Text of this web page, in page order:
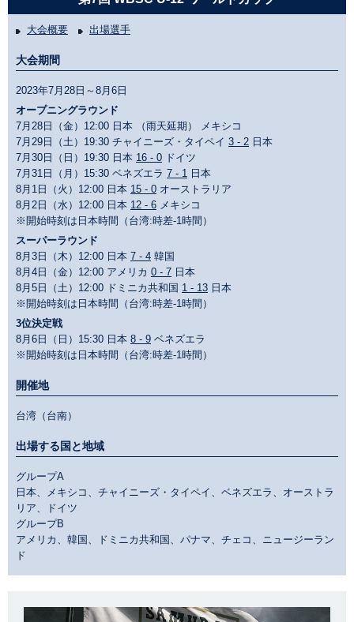
大会概要 出場選手
大会期間
2023年7月28日～8月6日
オープニングラウンド
7月28日（金）12:00 日本 （雨天延期） メキシコ
7月29日（土）19:30 チャイニーズ・タイペイ 3 - 2 日本
7月30日（日）19:30 日本 16 - 0 ドイツ
7月31日（月）15:30 ベネズエラ 7 - 1 日本
8月1日（火）12:00 日本 15 - 0 オーストラリア
8月2日（水）12:00 日本 12 - 6 メキシコ
※開始時刻は日本時間（台湾:時差-1時間）
スーパーラウンド
8月3日（木）12:00 日本 7 - 4 韓国
8月4日（金）12:00 アメリカ 0 - 7 日本
8月5日（土）12:00 ドミニカ共和国 1 - 13 日本
※開始時刻は日本時間（台湾:時差-1時間）
3位決定戦
8月6日（日）15:30 日本 8 - 9 ベネズエラ
※開始時刻は日本時間（台湾:時差-1時間）
開催地
台湾（台南）
出場する国と地域
グループA
日本、メキシコ、チャイニーズ・タイペイ、ベネズエラ、オーストラ
リア、ドイツ
グループB
アメリカ、韓国、ドミニカ共和国、パナマ、チェコ、ニュージーラン
ド